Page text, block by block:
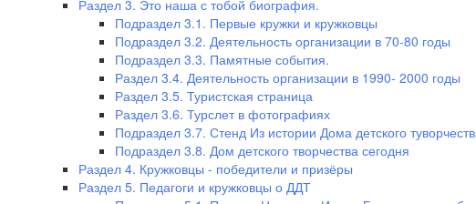
Раздел 3. Это наша с тобой биография.
Подраздел 3.1. Первые кружки и кружковцы
Подраздел 3.2. Деятельность организации в 70-80 годы
Подраздел 3.3. Памятные события.
Раздел 3.4. Деятельность организации в 1990- 2000 годы
Раздел 3.5. Туристская страница
Раздел 3.6. Турслет в фотографиях
Подраздел 3.7. Стенд Из истории Дома детского
Подраздел 3.8. Дом детского творчества сегодня
Раздел 4. Кружковцы - победители и призёры
Раздел 5. Педагоги и кружковцы о ДДТ